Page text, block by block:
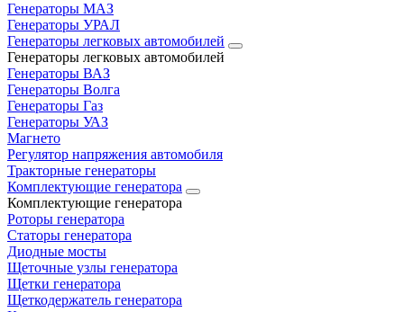
Генераторы МАЗ
Генераторы УРАЛ
Генераторы легковых автомобилей
Генераторы легковых автомобилей
Генераторы ВАЗ
Генераторы Волга
Генераторы Газ
Генераторы УАЗ
Магнето
Регулятор напряжения автомобиля
Тракторные генераторы
Комплектующие генератора
Комплектующие генератора
Роторы генератора
Статоры генератора
Диодные мосты
Щеточные узлы генератора
Щетки генератора
Щеткодержатель генератора